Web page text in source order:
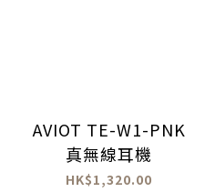
AVIOT TE-W1-PNK
真無線耳機
HK$1,320.00